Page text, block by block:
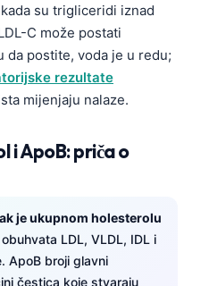
su trigliceridi iznad
C može postati
da postite, voda je u redu;
rezultate
mijenjaju nalaze.
i ApoB: priča o
je ukupnom holesterolu
obuhvata LDL, VLDL, IDL i
ApoB broji glavni
čestica koje stvaraju